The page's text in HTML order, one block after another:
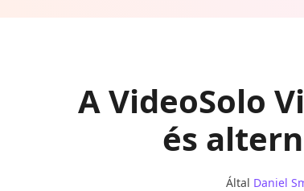
A VideoSolo
és
Által Daniel